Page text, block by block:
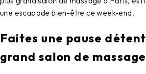
une escapade bien-être ce week-end.
Faites une pause
grand salon de